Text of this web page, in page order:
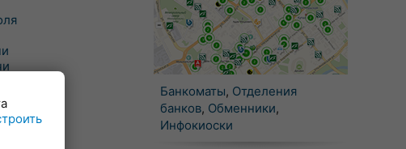
Банкоматы, Отделения
банков, Обменники,
Инфокиоски